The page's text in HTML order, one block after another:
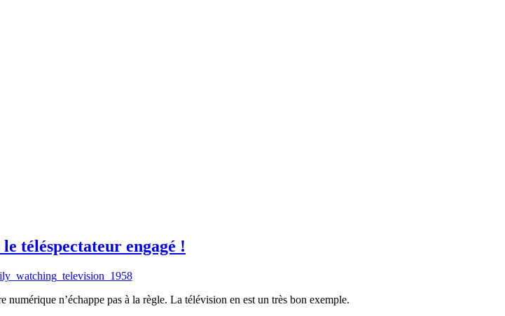
téléspectateur engagé !
numérique n’échappe pas à la règle. La télévision en est un très bon exemple.